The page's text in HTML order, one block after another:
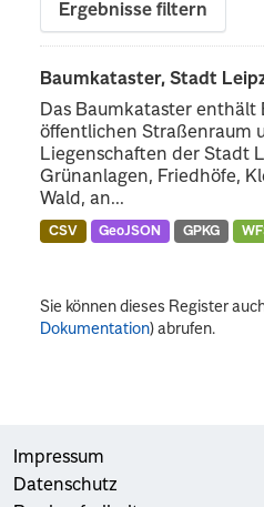
Ergebnisse filtern
Baumkataster, Stadt
Das Baumkataster enthält
öffentlichen Straßenraum
Liegenschaften der Stadt
Grünanlagen, Friedhöfe,
Wald, an...
CSV GeoJSON GPKG
Sie können dieses Register
Dokumentation) abrufen.
Impressum
Datenschutz